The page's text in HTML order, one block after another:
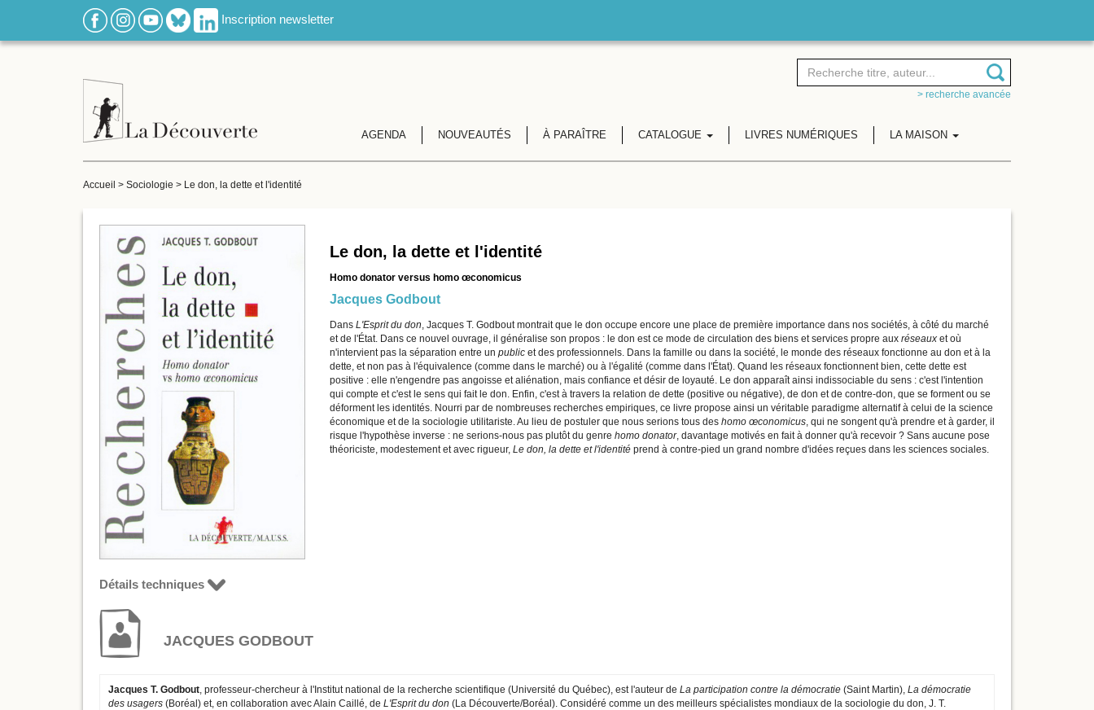
Inscription newsletter
> recherche avancée
AGENDA NOUVEAUTÉS À PARAÎTRE CATALOGUE LIVRES NUMÉRIQUES LA MAISON
Accueil > Sociologie > Le don, la dette et l'identité
Le don, la dette et l'identité
Homo donator versus homo œconomicus
Jacques Godbout
DansL'Esprit du don, Jacques T. Godbout montrait que le don occupe encore une place de première importance dans nos sociétés, à côté du marché
et de l'État. Dans ce nouvel ouvrage, il généralise son propos : le don est ce mode de circulation des biens et services propre aux réseaux et où
n'intervient pas la séparation entre un public et des professionnels. Dans la famille ou dans la société, le monde des réseaux fonctionne au don et à la
dette, et non pas à l'équivalence (comme dans le marché) ou à l'égalité (comme dans l'État). Quand les réseaux fonctionnent bien, cette dette est
positive : elle n'engendre pas angoisse et aliénation, mais confiance et désir de loyauté. Le don apparaît ainsi indissociable du sens : c'est l'intention
qui compte et c'est le sens qui fait le don. Enfin, c'est à travers la relation de dette (positive ou négative), de don et de contre-don, que se forment ou se
déforment les identités. Nourri par de nombreuses recherches empiriques, ce livre propose ainsi un véritable paradigme alternatif à celui de la science
économique et de la sociologie utilitariste. Au lieu de postuler que nous serions tous deshomo œconomicus, qui ne songent qu'à prendre et à garder, il
risque l'hypothèse inverse : ne serions-nous pas plutôt du genre homo donator, davantage motivés en fait à donner qu'à recevoir ? Sans aucune pose
théoriciste, modestement et avec rigueur, Le don, la dette et l'identité prend à contre-pied un grand nombre d'idées reçues dans les sciences sociales.
Détails techniques
JACQUES GODBOUT
Jacques T. Godbout , professeur-chercheur à l'Institut national de la recherche scientifique (Université du Québec), est l'auteur de La participation contre la démocratie (Saint Martin), La démocratie
des usagers (Boréal) et, en collaboration avec Alain Caillé, de L'Esprit du don (La Découverte/Boréal). Considéré comme un des meilleurs spécialistes mondiaux de la sociologie du don, J. T.